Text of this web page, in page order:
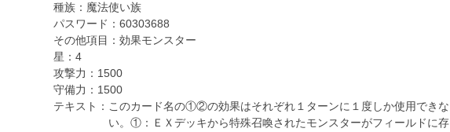
種族： 魔法使い族
パスワード： 60303688
その他項目： 効果モンスター
星： 4
攻撃力： 1500
守備力： 1500
テキスト： このカード名の①②の効果はそれぞれ１ターンに１度しか使用できな
い。①：ＥＸデッキから特殊召喚されたモンスターがフィールドに存